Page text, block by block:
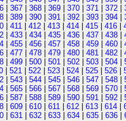
367 368 369 370 371 372
389 390 391 392 393 394
411 412 413 414 415 416
433 434 435 436 437 438
455 456 457 458 459 460
477 478 479 480 481 482
499 500 501 502 503 504
521 522 523 524 525 526
543 544 545 546 547 548
565 566 567 568 569 570
587 588 589 590 591 592
609 610 611 612 613 614
631 632 633 634 635 636